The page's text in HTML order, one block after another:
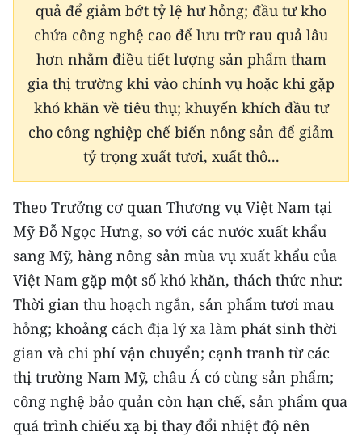
quả để giảm bớt tỷ lệ hư hỏng; đầu tư kho
chứa công nghệ cao để lưu trữ rau quả lâu
hơn nhằm điều tiết lượng sản phẩm tham
gia thị trường khi vào chính vụ hoặc khi gặp
khó khăn về tiêu thụ; khuyến khích đầu tư
cho công nghiệp chế biến nông sản để giảm
tỷ trọng xuất tươi, xuất thô...
Theo Trưởng cơ quan Thương vụ Việt Nam tại
Mỹ Đỗ Ngọc Hưng, so với các nước xuất khẩu
sang Mỹ, hàng nông sản mùa vụ xuất khẩu của
Việt Nam gặp một số khó khăn, thách thức như:
Thời gian thu hoạch ngắn, sản phẩm tươi mau
hỏng; khoảng cách địa lý xa làm phát sinh thời
gian và chi phí vận chuyển; cạnh tranh từ các
thị trường Nam Mỹ, châu Á có cùng sản phẩm;
công nghệ bảo quản còn hạn chế, sản phẩm qua
quá trình chiếu xạ bị thay đổi nhiệt độ nên